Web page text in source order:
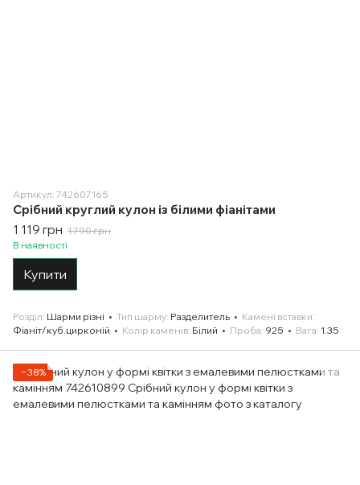
Артикул: 742607165
Срібний круглий кулон із білими фіанітами
1 119 грн 1 790 грн
В наявності
Купити
Розділ Шарми різні Тип шарму Разделитель
Камені вставки
Фіаніт/куб.цирконій
Колір каменів Білий Проба 925 Вага 1.35
−38%